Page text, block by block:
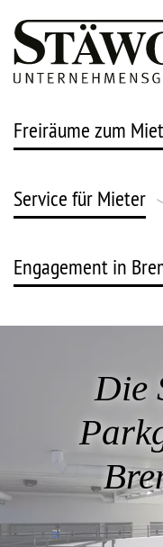
Freiräume zum
Leben & Wohnen
Gründen & Arbeiten
Service für Mieter
FAQ
Notfallnummern
Stäwog Strom
Engagement in
News &
Projekte
Die